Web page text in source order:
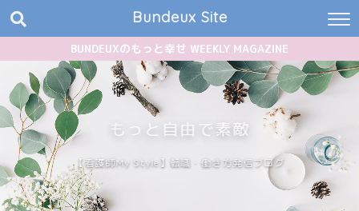
Bundeux Site
BUNDEUXのもっと幸せ WEEKLY MAGAZINE
もっと自由で素敵
【看護師My Style】転職・働き方発信ブログ